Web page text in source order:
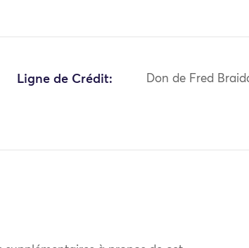
Ligne de Crédit: Don de Fred